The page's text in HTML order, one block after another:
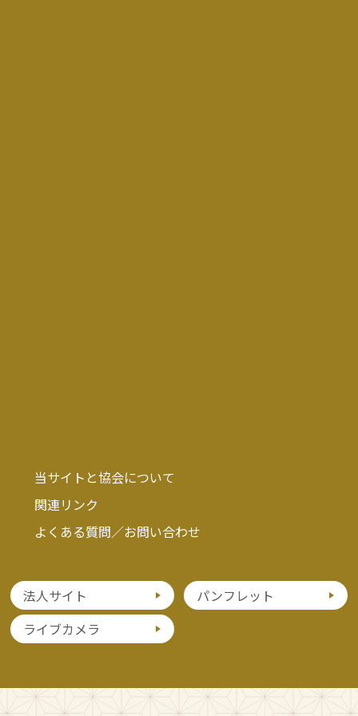
当サイトと協会について
関連リンク
よくある質問／お問い合わせ
法人サイト
パンフレット
ライブカメラ